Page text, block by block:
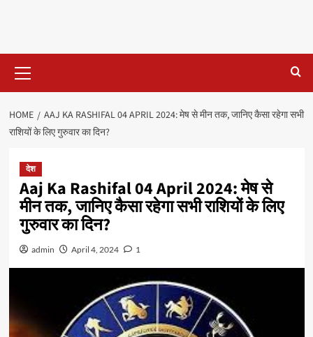
Menu
HOME
AAJ KA RASHIFAL 04 APRIL 2024: मेष से मीन तक, जानिए कैसा रहेगा सभी
राशियों के लिए गुरुवार का दिन?
देश
Aaj Ka Rashifal 04 April 2024: मेष से
मीन तक, जानिए कैसा रहेगा सभी राशियों के लिए
गुरुवार का दिन?
admin April 4, 2024 1